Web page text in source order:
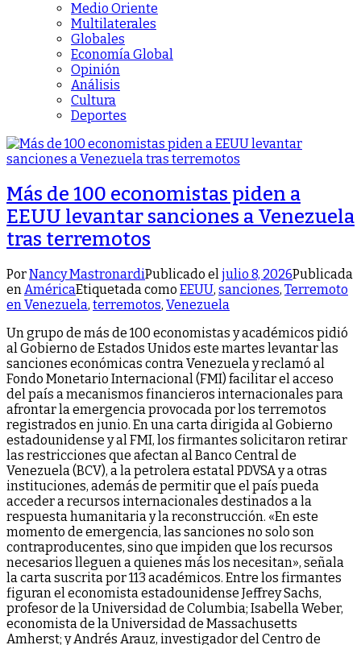
Medio Oriente
Multilaterales
Globales
Economía Global
Opinión
Análisis
Cultura
Deportes
Más de 100 economistas piden a
EEUU levantar sanciones a Venezuela
tras terremotos
PorNancy MastronardiPublicado eljulio 8, 2026Publicada
enAméricaEtiquetada como EEUU, sanciones, Terremoto
en Venezuela, terremotos, Venezuela
Un grupo de más de 100 economistas y académicos pidió
al Gobierno de Estados Unidos este martes levantar las
sanciones económicas contra Venezuela y reclamó al
Fondo Monetario Internacional (FMI) facilitar el acceso
del país a mecanismos financieros internacionales para
afrontar la emergencia provocada por los terremotos
registrados en junio. En una carta dirigida al Gobierno
estadounidense y al FMI, los firmantes solicitaron retirar
las restricciones que afectan al Banco Central de
Venezuela (BCV), a la petrolera estatal PDVSA y a otras
instituciones, además de permitir que el país pueda
acceder a recursos internacionales destinados a la
respuesta humanitaria y la reconstrucción. «En este
momento de emergencia, las sanciones no solo son
contraproducentes, sino que impiden que los recursos
necesarios lleguen a quienes más los necesitan», señala
la carta suscrita por 113 académicos. Entre los firmantes
figuran el economista estadounidense Jeffrey Sachs,
profesor de la Universidad de Columbia; Isabella Weber,
economista de la Universidad de Massachusetts
Amherst; y Andrés Arauz, investigador del Centro de